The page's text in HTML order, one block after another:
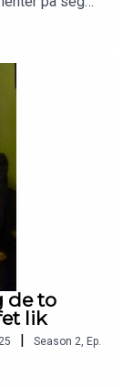
ha reddet
sakene ble
være med på
de to
lik
Season 2, Ep.